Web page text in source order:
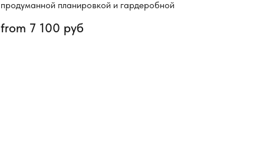
продуманной планировкой и гардеробной
from 7 100 руб